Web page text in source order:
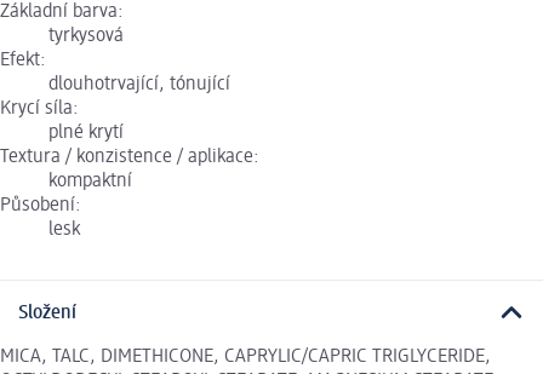
Základní barva:
tyrkysová
Efekt:
dlouhotrvající, tónující
Krycí síla:
plné krytí
Textura / konzistence / aplikace:
kompaktní
Působení:
lesk
Složení
MICA, TALC, DIMETHICONE, CAPRYLIC/CAPRIC TRIGLYCERIDE,